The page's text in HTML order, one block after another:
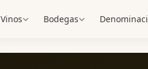
Vinos Bodegas